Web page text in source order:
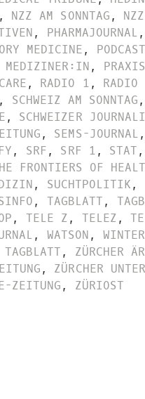
, NZZ AM SONNTAG,
, PHARMAJOURNAL,
MEDICINE, PODCAST
MEDIZINER:IN,
, RADIO 1, RADIO
, SCHWEIZ AM SONNTAG,
, SCHWEIZER
, SEMS-JOURNAL,
, SRF, SRF 1, STAT,
FRONTIERS OF
, SUCHTPOLITIK,
, TAGBLATT,
, TELE Z, TELEZ,
, WATSON,
, ZÜRCHER
, ZÜRCHER
ZEITUNG, ZÜRIOST